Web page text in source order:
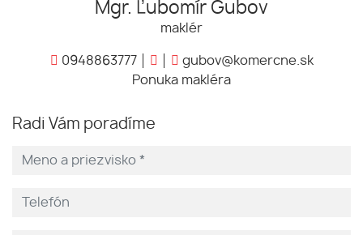
Mgr. Ľubomír Gubov
maklér
0948863777
gubov@komercne.sk
Ponuka makléra
Radi Vám poradíme